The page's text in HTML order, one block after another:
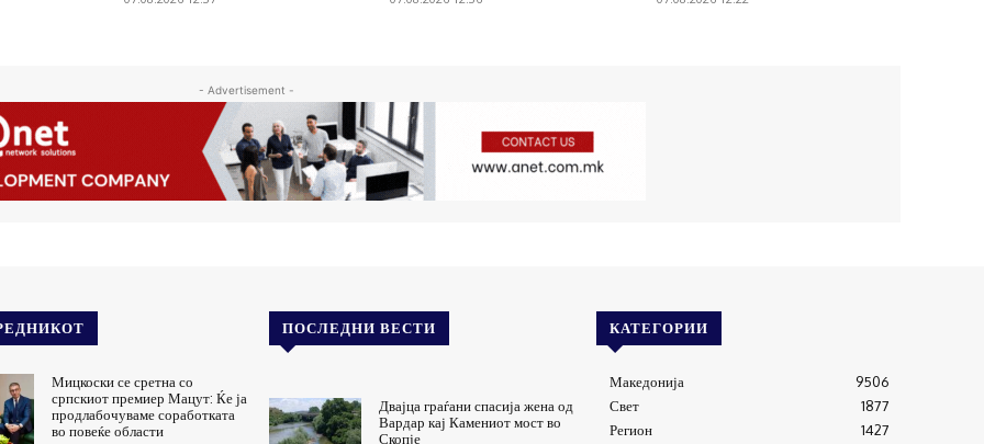
- Advertisement -
Мицкоски се сретна со
српскиот премиер Мацут: Ќе ја
продлабочуваме соработката
во повеќе области
ПОСЛЕДНИ ВЕСТИ
Двајца граѓани спасија жена од
Вардар кај Камениот мост во
Скопје
КАТЕГОРИИ
Македонија
9506
Свет
1877
Регион
1427